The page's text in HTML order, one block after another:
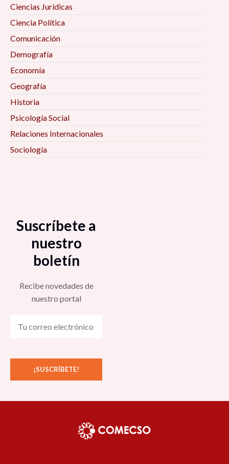
Ciencias Jurídicas
Ciencia Política
Comunicación
Demografía
Economía
Geografía
Historia
Psicología Social
Relaciones Internacionales
Sociología
Suscríbete a
nuestro
boletín
Recibe novedades de
nuestro portal